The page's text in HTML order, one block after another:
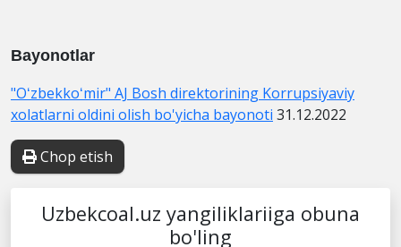
Bayonotlar
"Oʻzbekkoʻmir" AJ Bosh direktorining Korrupsiyaviy
xolatlarni oldini olish bo'yicha bayonoti 31.12.2022
Chop etish
Uzbekcoal.uz yangiliklariiga obuna
bo'ling